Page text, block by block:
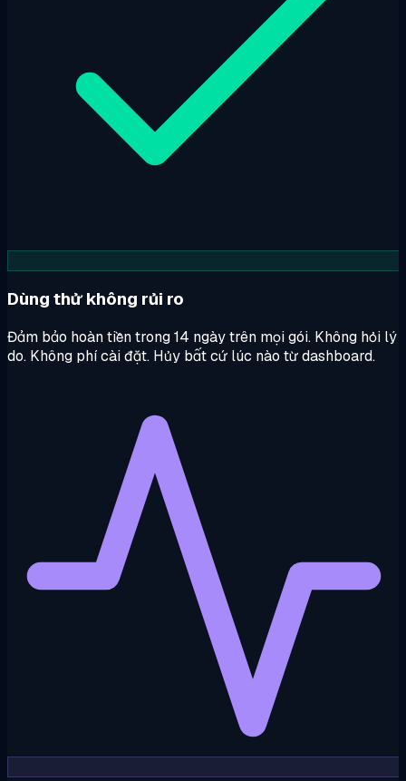
Dùng thử không rủi ro
Đảm bảo hoàn tiền trong 14 ngày trên mọi gói. Không hỏi lý
do. Không phí cài đặt. Hủy bất cứ lúc nào từ dashboard.